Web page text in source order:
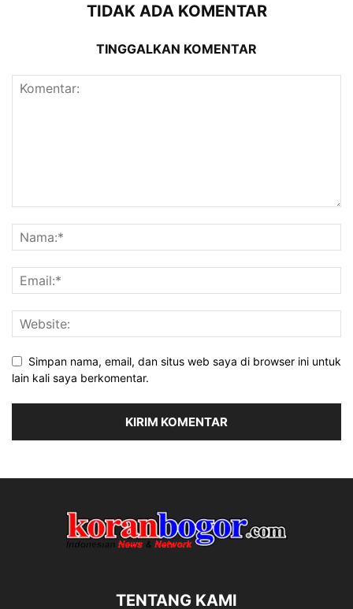
TIDAK ADA KOMENTAR
TINGGALKAN KOMENTAR
Simpan nama, email, dan situs web saya di browser ini untuk
lain kali saya berkomentar.
TENTANG KAMI